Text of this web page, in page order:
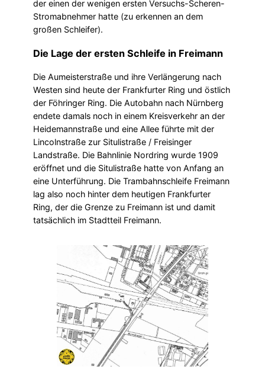
der einen der wenigen ersten Versuchs-Scheren-
Stromabnehmer hatte (zu erkennen an dem
großen Schleifer).
Die Lage der ersten Schleife in Freimann
Die Aumeisterstraße und ihre Verlängerung nach
Westen sind heute der Frankfurter Ring und östlich
der Föhringer Ring. Die Autobahn nach Nürnberg
endete damals noch in einem Kreisverkehr an der
Heidemannstraße und eine Allee führte mit der
Lincolnstraße zur Situlistraße / Freisinger
Landstraße. Die Bahnlinie Nordring wurde 1909
eröffnet und die Situlistraße hatte von Anfang an
eine Unterführung. Die Trambahnschleife Freimann
lag also noch hinter dem heutigen Frankfurter
Ring, der die Grenze zu Freimann ist und damit
tatsächlich im Stadtteil Freimann.